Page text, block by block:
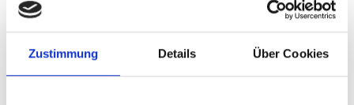
Zustimmung Details Über Cookies
Aufgabe. Denn sinkt der Energiehaushalt, werden wir
anfälliger für Infektionen. Zusätzlich wird die Muskulatur